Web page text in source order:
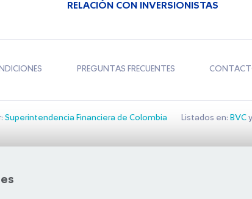
RELACIÓN CON INVERSIONISTAS
PREGUNTAS FRECUENTES
Superintendencia Financiera de Colombia Listados en: BVCy